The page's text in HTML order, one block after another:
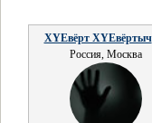
XYEвёрт XYEвёртыч
Россия, Москва